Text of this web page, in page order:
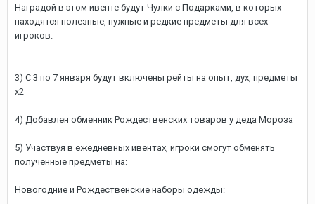
Наградой в этом ивенте будут Чулки с Подарками, в которых
находятся полезные, нужные и редкие предметы для всех
игроков.
3) С 3 по 7 января будут включены рейты на опыт, дух, предметы
х2
4) Добавлен обменник Рождественских товаров у деда Мороза
5) Участвуя в ежедневных ивентах, игроки смогут обменять
полученные предметы на:
Новогодние и Рождественские наборы одежды: